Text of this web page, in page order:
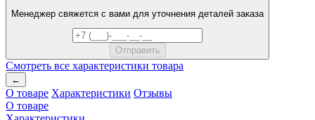
Менеджер свяжется с вами для уточнения деталей заказа
Смотреть все характеристики товара
←
О товаре Характеристики Отзывы
О товаре